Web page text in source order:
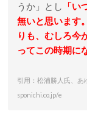
うか」とし
「
無いと思います
りも、むしろ今
ってこの時期に
引用：松浦勝人氏、あ
sponichi.co.jp/e